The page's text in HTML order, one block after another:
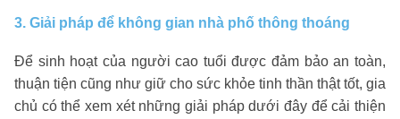
3. Giải pháp để không gian nhà phố thông thoáng
Để sinh hoạt của người cao tuổi được đảm bảo an toàn,
thuận tiện cũng như giữ cho sức khỏe tinh thần thật tốt, gia
chủ có thể xem xét những giải pháp dưới đây để cải thiện